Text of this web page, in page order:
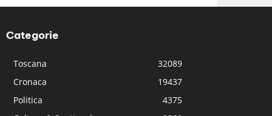
Categorie
Toscana
32089
Cronaca
19437
Politica
4375